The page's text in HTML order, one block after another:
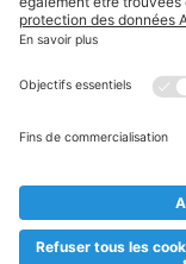
Textes marqués
esoulaang bis de
Planifikatioun
** Op dësem Site
besser Liesbarkeet